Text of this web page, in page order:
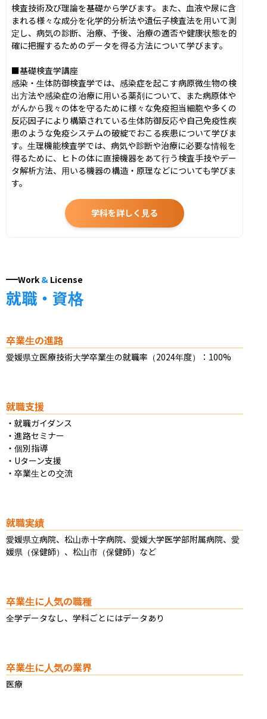
検査技術及び理論を基礎から学びます。また、血液や尿に含
まれる様々な成分を化学的分析法や遺伝子検査法を用いて測
定し、病気の診断、治療、予後、治療の適否や健康状態を的
確に把握するためのデータを得る方法について学びます。
■基礎検査学講座
感染・生体防御検査学では、感染症を起こす病原微生物の検
出方法や感染症の治療に用いる薬剤について、また病原体や
がんから我々の体を守るために様々な免疫担当細胞や多くの
反応因子により構築されている生体防御反応や自己免疫性疾
患のような免疫システムの破綻でおこる疾患について学びま
す。生理機能検査学では、病気や診断や治療に必要な情報を
得るために、ヒトの体に直接機器をあて行う検査手技やデー
タ解析方法、用いる機器の構造・原理などについても学びま
す。
学科を詳しく見る
Work & License
就職・資格
卒業生の進路
愛媛県立医療技術大学卒業生の就職率（2024年度）：100%
就職支援
・就職ガイダンス
・進路セミナー
・個別指導
・Uターン支援
・卒業生との交流
就職実績
愛媛県立病院、松山赤十字病院、愛媛大学医学部附属病院、愛
媛県（保健師）、松山市（保健師）など
卒業生に人気の職種
全学データなし、学科ごとにはデータあり
卒業生に人気の業界
医療